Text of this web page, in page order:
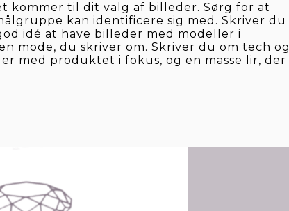
kommer til dit valg af billeder. Sørg for at
kan identificere sig med. Skriver du
idé at have billeder med modeller i
mode, du skriver om. Skriver du om tech og
med produktet i fokus, og en masse lir, der